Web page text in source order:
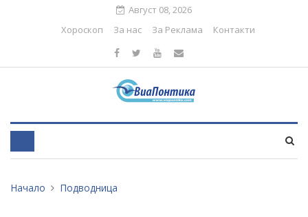
Август 08, 2026
Хороскоп
За нас За Реклама Контакти
Начало Подводница